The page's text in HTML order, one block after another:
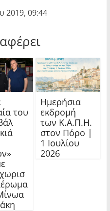
2019, 09:44
του
Ημερήσια
εκδρομή
των Κ.Α.Π.Η.
στον Πόρο |
1 Ιουλίου
2026